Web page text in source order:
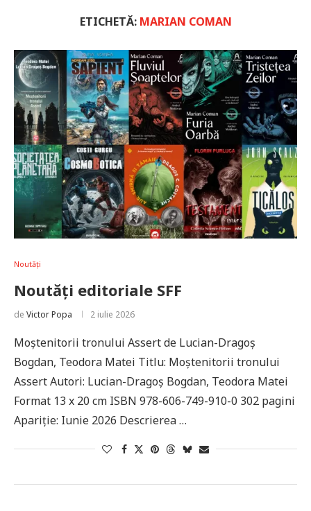
ETICHETĂ: MARIAN COMAN
Noutăți
Noutăți editoriale SFF
de Victor Popa 2 iulie 2026
Moștenitorii tronului Assert de Lucian-Dragoș
Bogdan, Teodora Matei Titlu: Moștenitorii tronului
Assert Autori: Lucian-Dragoș Bogdan, Teodora Matei
Format 13 x 20 cm ISBN 978-606-749-910-0 302 pagini
Apariție: Iunie 2026 Descrierea …